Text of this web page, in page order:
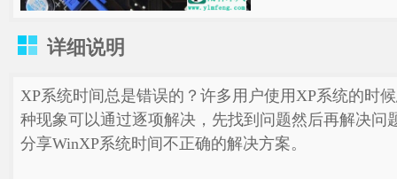
详细说明
XP系统时间总是错误的？许多用户使用XP系统的时
种现象可以通过逐项解决，先找到问题然后再解决问
分享WinXP系统时间不正确的解决方案。